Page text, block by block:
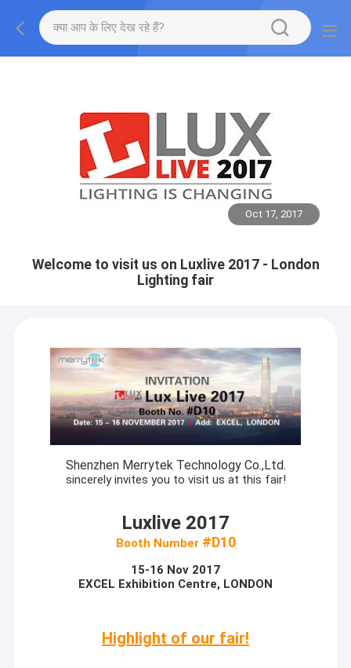
Oct 17, 2017
Welcome to visit us on Luxlive 2017 - London
Lighting fair
Shenzhen Merrytek Technology Co.,Ltd.
sincerely invites you to visit us at this fair!
Luxlive 2017
Booth Number #D10
15-16 Nov 2017
EXCEL Exhibition Centre, LONDON
Highlight of our fair!